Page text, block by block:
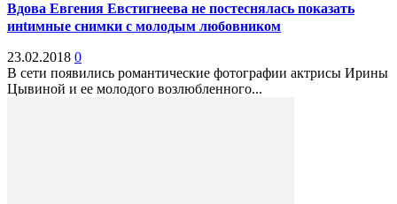
Вдова Евгения Евстигнеева не постеснялась показать
инtимныe снимки с молодым любовником
23.02.2018 0
В сети появились романтические фотографии актрисы Ирины
Цывиной и ее молодого возлюбленного...